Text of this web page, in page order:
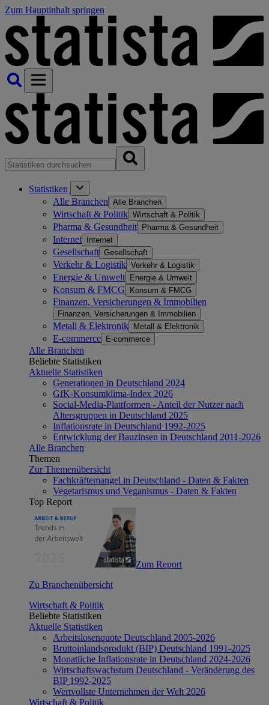
Zum Hauptinhalt springen
Statistiken
Alle Branchen Alle Branchen
Wirtschaft & Politik Wirtschaft & Politik
Pharma & Gesundheit Pharma & Gesundheit
Internet Internet
Gesellschaft Gesellschaft
Verkehr & Logistik Verkehr & Logistik
Energie & Umwelt Energie & Umwelt
Konsum & FMCG Konsum & FMCG
Finanzen, Versicherungen & Immobilien
Finanzen, Versicherungen & Immobilien
Metall & Elektronik Metall & Elektronik
E-commerce E-commerce
Alle Branchen
Beliebte Statistiken
Aktuelle Statistiken
Generationen in Deutschland 2024
GfK-Konsumklima-Index 2026
Social-Media-Plattformen - Anteil der Nutzer nach
Altersgruppen in Deutschland 2025
Inflationsrate in Deutschland 1992-2025
Entwicklung der Bauzinsen in Deutschland 2011-2026
Alle Branchen
Themen
Zur Themenübersicht
Fachkräftemangel in Deutschland - Daten & Fakten
Vegetarismus und Veganismus - Daten & Fakten
Top Report
Zum Report
Zu Branchenübersicht
Wirtschaft & Politik
Beliebte Statistiken
Aktuelle Statistiken
Arbeitslosenquote Deutschland 2005-2026
Bruttoinlandsprodukt (BIP) Deutschland 1991-2025
Monatliche Inflationsrate in Deutschland 2024-2026
Wirtschaftswachstum Deutschland - Veränderung des
BIP 1992-2025
Wertvollste Unternehmen der Welt 2026
Wirtschaft & Politik